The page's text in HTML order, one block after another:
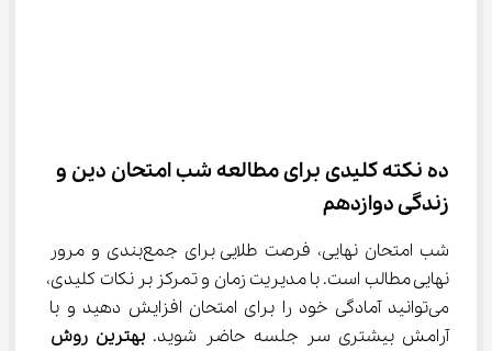
ده نکته کلیدی برای مطالعه شب امتحان دین و
زندگی دوازدهم
شب امتحان نهایی، فرصت طلایی برای جمع‌بندی و مرور
نهایی مطالب است. با مدیریت زمان و تمرکز بر نکات کلیدی،
می‌توانید آمادگی خود را برای امتحان افزایش دهید و با
آرامش بیشتری سر جلسه حاضر شوید. بهترین روش